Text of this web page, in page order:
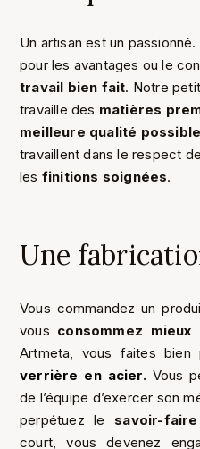
Un artisan est un
pour les avantages ou le
travail bien fait. Notre
travaille des matières
meilleure qualité
travaillent dans le respect
les finitions soignées.
Une
Vous commandez un
vous consommez
Artmeta, vous faites bien
verrière en acier.Vous
de l’équipe d’exercer son
perpétuez le savoir-
court, vous devenez